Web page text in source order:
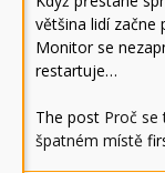
většina lidí začne
Monitor se
restartuje…
The post Proč se
špatném místě